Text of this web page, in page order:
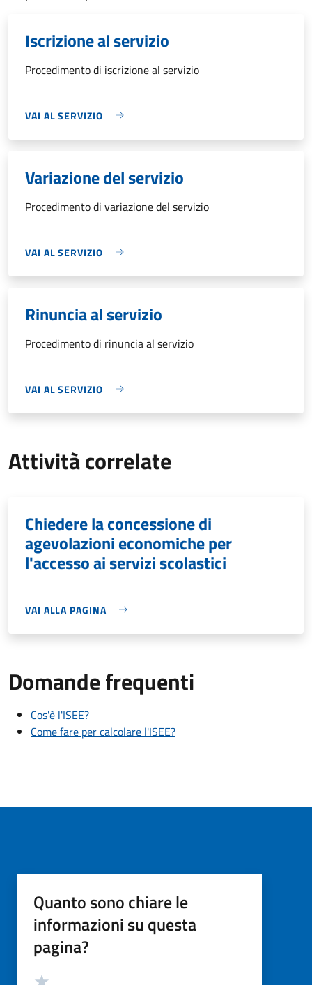
Iscrizione al servizio
Procedimento di iscrizione al servizio
VAI AL SERVIZIO
Variazione del servizio
Procedimento di variazione del servizio
VAI AL SERVIZIO
Rinuncia al servizio
Procedimento di rinuncia al servizio
VAI AL SERVIZIO
Attività correlate
Chiedere la concessione di
agevolazioni economiche per
l'accesso ai servizi scolastici
VAI ALLA PAGINA
Domande frequenti
Cos'è l'ISEE?
Come fare per calcolare l'ISEE?
Quanto sono chiare le
informazioni su questa
pagina?
Valutazione